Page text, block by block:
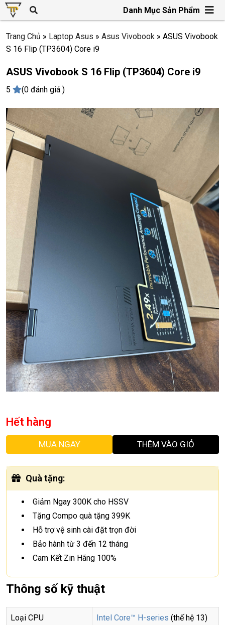
Danh Mục Sản Phẩm
Trang Chủ » Laptop Asus » Asus Vivobook » ASUS Vivobook
S 16 Flip (TP3604) Core i9
ASUS Vivobook S 16 Flip (TP3604) Core i9
5 (0 đánh giá )
Hết hàng
MUA NGAY THÊM VÀO GIỎ
Quà tặng:
Giảm Ngay 300K cho HSSV
Tặng Compo quà tặng 399K
Hỗ trợ vệ sinh cài đặt trọn đời
Bảo hành từ 3 đến 12 tháng
Cam Kết Zin Hãng 100%
Thông số kỹ thuật
Loại CPU Intel Core™ H-series (thế hệ 13)